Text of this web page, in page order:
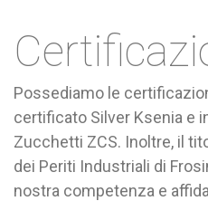
Possediamo le
certificato Silver Ksenia e
Zucchetti ZCS. Inoltre, il
dei Periti Industriali di
nostra competenza e